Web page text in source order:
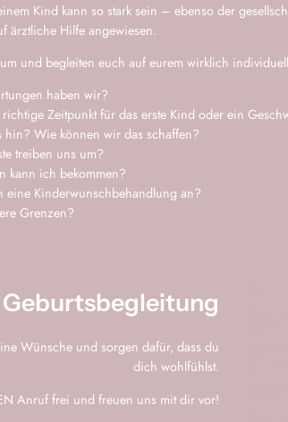
Kind kann so stark sein – ebenso der
ärztliche Hilfe angewiesen.
und begleiten euch auf eurem wirklich
haben wir?
Zeitpunkt für das erste Kind oder ein
hin? Wie können wir das schaffen?
treiben uns um?
kann ich bekommen?
eine Kinderwunschbehandlung an?
Grenzen?
Geburtsbegleitung
Wünsche und sorgen dafür, dass du
dich wohlfühlst.
Anruf frei und freuen uns mit dir vor!